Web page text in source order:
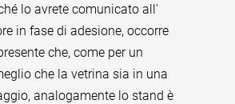
lo avrete comunicato all'
in fase di adesione, occorre
che, come per un
che la vetrina sia in una
analogamente lo stand è